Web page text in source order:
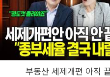
부동산 세제개편 아직